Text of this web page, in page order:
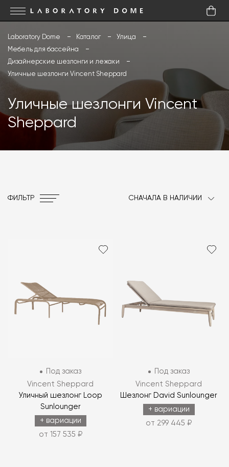
Laboratory Dome Каталог
Улица
Мебель для бассейна
Дизайнерские шезлонги и лежаки
Уличные шезлонги Vincent Sheppard
Уличные шезлонги Vincent
Sheppard
ФИЛЬТР СНАЧАЛА В НАЛИЧИИ
Под заказ
Vincent Sheppard
Уличный шезлонг Loop
Sunlounger
+ вариации
от 157 535 ₽
Под заказ
Vincent Sheppard
Шезлонг David Sunlounger
+ вариации
от 299 445 ₽